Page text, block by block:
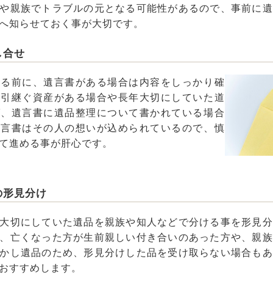
親族でトラブルの元となる可能性があるので、事前に
知らせておく事が大切です。
合せ
前に、遺言書がある場合は内容をしっかり確
継ぐ資産がある場合や長年大切にしていた道
遺言書に遺品整理について書かれている場合
書はその人の想いが込められているので、慎
進める事が肝心です。
見分け
切にしていた遺品を親族や知人などで分ける事を形見
亡くなった方が生前親しい付き合いのあった方や、親
し遺品のため、形見分けした品を受け取らない場合も
すすめします。